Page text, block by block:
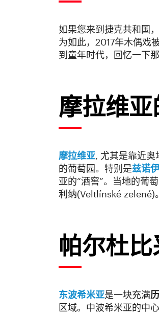
如果您来到捷克共和国
为如此，2017年木偶戏
到童年时代，回忆一下
摩拉维
摩拉维亚, 尤其是靠近
的葡萄园。特别是兹诺
亚的“酒窖”。当地的葡
利纳(Veltlínské zelené)
帕尔杜
东波希米亚是一块充满
区域。中波希米亚的中